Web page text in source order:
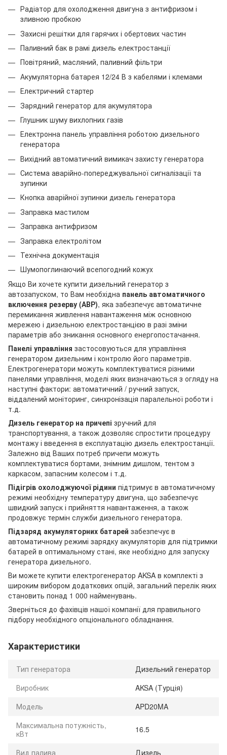
Радіатор для охолодження двигуна з антифризом і
зливною пробкою
Захисні решітки для гарячих і обертових частин
Паливний бак в рамі дизель електростанції
Повітряний, масляний, паливний фільтри
Акумуляторна батарея 12/24 В з кабелями і клемами
Електричний стартер
Зарядний генератор для акумулятора
Глушник шуму вихлопних газів
Електронна панель управління роботою дизельного
генератора
Вихідний автоматичний вимикач захисту генератора
Система аварійно-попереджувальної сигналізації та
зупинки
Кнопка аварійної зупинки дизель генератора
Заправка мастилом
Заправка антифризом
Заправка електролітом
Технічна документація
Шумопоглинаючий всепогодний кожух
Якщо Ви хочете купити дизельний генератор з
автозапуском, то Вам необхідна панель автоматичного
включення резерву (АВР), яка забезпечує автоматичне
перемикання живлення навантаження між основною
мережею і дизельною електростанцією в разі зміни
параметрів або зникання основного енергопостачання.
Панелі управління застосовуються для управління
генератором дизельним і контролю його параметрів.
Електрогенератори можуть комплектуватися різними
панелями управління, моделі яких визначаються з огляду на
наступні фактори: автоматичний / ручний запуск,
віддалений моніторинг, синхронізація паралельної роботи і
т.д.
Дизель генератор на причепі зручний для
транспортування, а також дозволяє спростити процедуру
монтажу і введення в експлуатацію дизель електростанції.
Залежно від Ваших потреб причепи можуть
комплектуватися бортами, знімним дишлом, тентом з
каркасом, запасним колесом і т.д.
Підігрів охолоджуючої рідини підтримує в автоматичному
режимі необхідну температуру двигуна, що забезпечує
швидкий запуск і прийняття навантаження, а також
продовжує термін служби дизельного генератора.
Підзаряд акумуляторних батарей забезпечує в
автоматичному режимі зарядку акумуляторів для підтримки
батарей в оптимальному стані, яке необхідно для запуску
генератора дизельного.
Ви можете купити електрогенератор AKSA в комплекті з
широким вибором додаткових опцій, загальний перелік яких
становить понад 1 000 найменувань.
Зверніться до фахівців нашої компанії для правильного
підбору необхідного опціонального обладнання.
Характеристики
Тип генератора
Дизельний генератор
Виробник
AKSA (Турція)
Модель
APD20MA
Максимальна потужність,
кВт
16.5
Вид палива Дизель